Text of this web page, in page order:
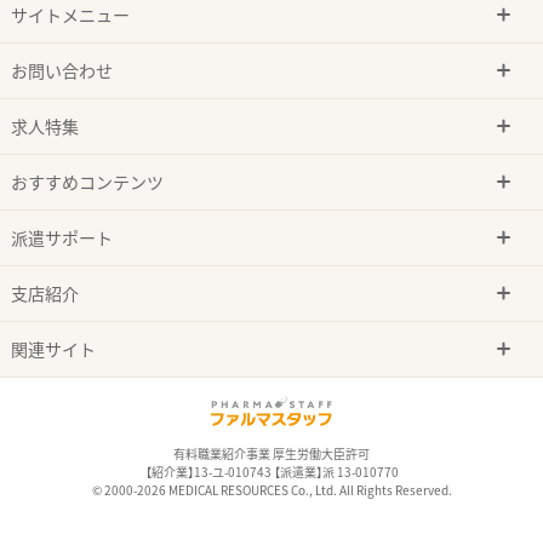
サイトメニュー
お問い合わせ
求人特集
おすすめコンテンツ
派遣サポート
支店紹介
関連サイト
有料職業紹介事業 厚生労働大臣許可
【紹介業】13-ユ-010743 【派遣業】派 13-010770
© 2000-2026 MEDICAL RESOURCES Co., Ltd. All Rights Reserved.